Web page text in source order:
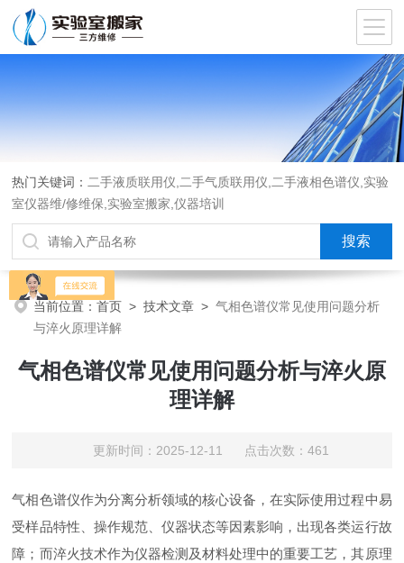
热门关键词： 二手液质联用仪,二手气质联用仪,二手液相色谱仪,实验
室仪器维/修维保,实验室搬家,仪器培训
当前位置：首页 >技术文章 >气相色谱仪常见使用问题分析
与淬火原理详解
气相色谱仪常见使用问题分析与淬火原
理详解
更新时间：2025-12-11 点击次数：461
气相色谱仪作为分离分析领域的核心设备，在实际使用过程中易
受样品特性、操作规范、仪器状态等因素影响，出现各类运行故
障；而淬火技术作为仪器检测及材料处理中的重要工艺，其原理